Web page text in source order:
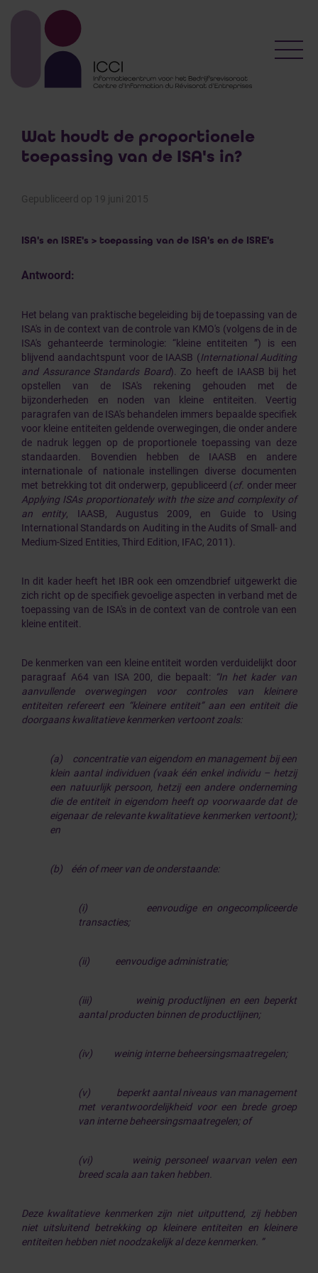
Wat houdt de proportionele
toepassing van de ISA's in?
Gepubliceerd op 19 juni 2015
ISA's en ISRE's > toepassing van de ISA's en de ISRE's
Antwoord:
Het belang van praktische begeleiding bij de toepassing van de
ISA's in de context van de controle van KMO's (volgens de in de
ISA's gehanteerde terminologie: “kleine entiteiten ”) is een
blijvend aandachtspunt voor de IAASB (International Auditing
and Assurance Standards Board). Zo heeft de IAASB bij het
opstellen van de ISA's rekening gehouden met de
bijzonderheden en noden van kleine entiteiten. Veertig
paragrafen van de ISA's behandelen immers bepaalde specifiek
voor kleine entiteiten geldende overwegingen, die onder andere
de nadruk leggen op de proportionele toepassing van deze
standaarden. Bovendien hebben de IAASB en andere
internationale of nationale instellingen diverse documenten
met betrekking tot dit onderwerp, gepubliceerd (cf. onder meer
Applying ISAs proportionately with the size and complexity of
an entity, IAASB, Augustus 2009, en Guide to Using
International Standards on Auditing in the Audits of Small- and
Medium-Sized Entities, Third Edition, IFAC, 2011).
In dit kader heeft het IBR ook een omzendbrief uitgewerkt die
zich richt op de specifiek gevoelige aspecten in verband met de
toepassing van de ISA's in de context van de controle van een
kleine entiteit.
De kenmerken van een kleine entiteit worden verduidelijkt door
paragraaf A64 van ISA 200, die bepaalt:
“In het kader van
aanvullende overwegingen voor controles van kleinere
entiteiten refereert een “kleinere entiteit” aan een entiteit die
doorgaans kwalitatieve kenmerken vertoont zoals:
(a) concentratie van eigendom en management bij een
klein aantal individuen (vaak één enkel individu – hetzij
een natuurlijk persoon, hetzij een andere onderneming
die de entiteit in eigendom heeft op voorwaarde dat de
eigenaar de relevante kwalitatieve kenmerken vertoont);
en
(b) één of meer van de onderstaande:
(i) eenvoudige en ongecompliceerde
transacties;
(ii) eenvoudige administratie;
(iii)
weinig productlijnen en een beperkt
aantal producten binnen de productlijnen;
(iv) weinig interne beheersingsmaatregelen;
(v) beperkt aantal niveaus van management
met verantwoordelijkheid voor een brede groep
van interne beheersingsmaatregelen; of
(vi) weinig personeel waarvan velen een
breed scala aan taken hebben.
Deze kwalitatieve kenmerken zijn niet uitputtend, zij hebben
niet uitsluitend betrekking op kleinere entiteiten en kleinere
entiteiten hebben niet noodzakelijk al deze kenmerken. ”